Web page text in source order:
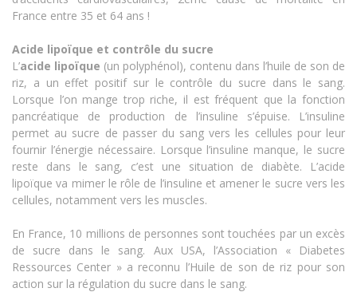
France entre 35 et 64 ans !
Acide lipoïque et contrôle du sucre
L’acide lipoïque (un polyphénol), contenu dans l’huile de son de
riz, a un effet positif sur le contrôle du sucre dans le sang.
Lorsque l’on mange trop riche, il est fréquent que la fonction
pancréatique de production de l’insuline s’épuise. L’insuline
permet au sucre de passer du sang vers les cellules pour leur
fournir l’énergie nécessaire. Lorsque l’insuline manque, le sucre
reste dans le sang, c’est une situation de diabète. L’acide
lipoïque va mimer le rôle de l’insuline et amener le sucre vers les
cellules, notamment vers les muscles.
En France, 10 millions de personnes sont touchées par un excès
de sucre dans le sang. Aux USA, l’Association « Diabetes
Ressources Center » a reconnu l’Huile de son de riz pour son
action sur la régulation du sucre dans le sang.